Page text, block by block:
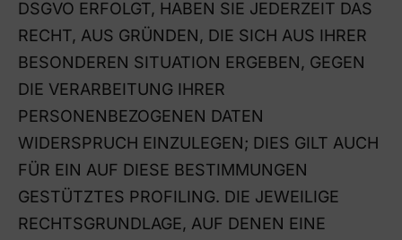
DSGVO ERFOLGT, HABEN SIE JEDERZEIT DAS
RECHT, AUS GRÜNDEN, DIE SICH AUS IHRER
BESONDEREN SITUATION ERGEBEN, GEGEN
DIE VERARBEITUNG IHRER
PERSONENBEZOGENEN DATEN
WIDERSPRUCH EINZULEGEN; DIES GILT AUCH
FÜR EIN AUF DIESE BESTIMMUNGEN
GESTÜTZTES PROFILING. DIE JEWEILIGE
RECHTSGRUNDLAGE, AUF DENEN EINE